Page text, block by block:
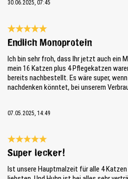
30.06.2025, 07:45
Bewertung mit 5 von 5 Sternen
Endlich Monoprotein
Ich bin sehr froh, dass Ihr jetzt auch ein
mein 16 Katzen plus 4 Pflegekatzen
bereits nachbestellt. Es wäre super,
nachdenken könntet, bei unserem
07.05.2025, 14:49
Bewertung mit 5 von 5 Sternen
Super lecker!
Ist unsere Hauptmalzeit für alle 4